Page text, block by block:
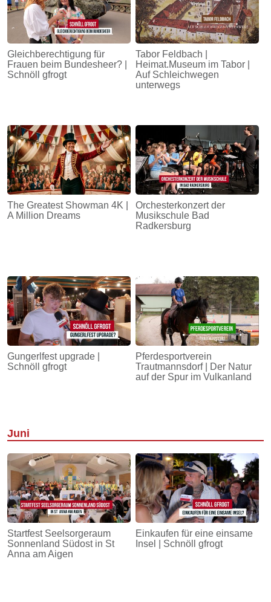
Gleichberechtigung für
Frauen beim Bundesheer? |
Schnöll gfrogt
Tabor Feldbach |
Heimat.Museum im Tabor |
Auf Schleichwegen
unterwegs
The Greatest Showman 4K |
A Million Dreams
Orchesterkonzert der
Musikschule Bad
Radkersburg
Gungerlfest upgrade |
Schnöll gfrogt
Pferdesportverein
Trautmannsdorf | Der Natur
auf der Spur im Vulkanland
Juni
Startfest Seelsorgeraum
Sonnenland Südost in St
Anna am Aigen
Einkaufen für eine einsame
Insel | Schnöll gfrogt